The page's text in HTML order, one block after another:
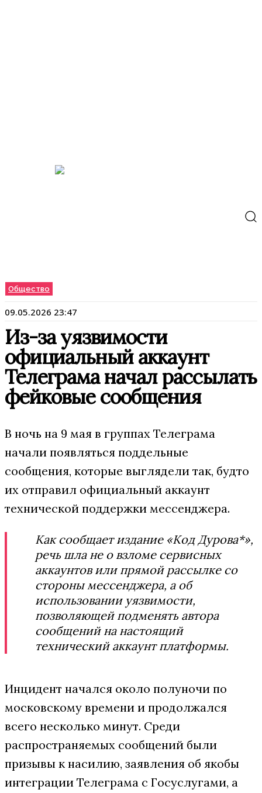
Общество
09.05.2026 23:47
Из-за уязвимости
официальный аккаунт
Телеграма начал рассылать
фейковые сообщения
В ночь на 9 мая в группах Телеграма
начали появляться поддельные
сообщения, которые выглядели так, будто
их отправил официальный аккаунт
технической поддержки мессенджера.
Как сообщает издание «Код Дурова*»,
речь шла не о взломе сервисных
аккаунтов или прямой рассылке со
стороны мессенджера, а об
использовании уязвимости,
позволяющей подменять автора
сообщений на настоящий
технический аккаунт платформы.
Инцидент начался около полуночи по
московскому времени и продолжался
всего несколько минут. Среди
распространяемых сообщений были
призывы к насилию, заявления об якобы
интеграции Телеграма с Госуслугами, а